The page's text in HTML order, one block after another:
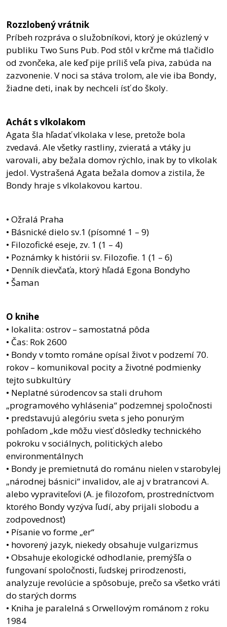
Rozzlobený vrátnik
Príbeh rozpráva o služobníkovi, ktorý je okúzlený v
publiku Two Suns Pub. Pod stôl v krčme má tlačidlo
od zvončeka, ale keď pije príliš veľa piva, zabúda na
zazvonenie. V noci sa stáva trolom, ale vie iba Bondy,
žiadne deti, inak by nechceli ísť do školy.
Achát s vlkolakom
Agata šla hľadať vlkolaka v lese, pretože bola
zvedavá. Ale všetky rastliny, zvieratá a vtáky ju
varovali, aby bežala domov rýchlo, inak by to vlkolak
jedol. Vystrašená Agata bežala domov a zistila, že
Bondy hraje s vlkolakovou kartou.
• Ožralá Praha
• Básnické dielo sv.1 (písomné 1 – 9)
• Filozofické eseje, zv. 1 (1 – 4)
• Poznámky k histórii sv. Filozofie. 1 (1 – 6)
• Denník dievčaťa, ktorý hľadá Egona Bondyho
• Šaman
O knihe
• lokalita: ostrov – samostatná pôda
• Čas: Rok 2600
• Bondy v tomto románe opísal život v podzemí 70.
rokov – komunikoval pocity a životné podmienky
tejto subkultúry
• Neplatné súrodencov sa stali druhom
„programového vyhlásenia“ podzemnej spoločnosti
• predstavujú alegóriu sveta s jeho ponurým
pohľadom „kde môžu viesť dôsledky technického
pokroku v sociálnych, politických alebo
environmentálnych
• Bondy je premietnutá do románu nielen v starobylej
„národnej básnici“ invalidov, ale aj v bratrancovi A.
alebo vypraviteľovi (A. je filozofom, prostredníctvom
ktorého Bondy vyzýva ľudí, aby prijali slobodu a
zodpovednosť)
• Písanie vo forme „er“
• hovorený jazyk, niekedy obsahuje vulgarizmus
• Obsahuje ekologické odhodlanie, premýšľa o
fungovaní spoločnosti, ľudskej prirodzenosti,
analyzuje revolúcie a spôsobuje, prečo sa všetko vráti
do starých dorms
• Kniha je paralelná s Orwellovým románom z roku
1984